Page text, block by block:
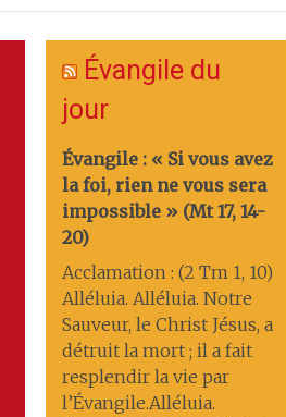
Évangile du
jour
Évangile : « Si vous avez
la foi, rien ne vous sera
impossible » (Mt 17, 14-
20)
Acclamation : (2 Tm 1, 10)
Alléluia. Alléluia. Notre
Sauveur, le Christ Jésus, a
détruit la mort ; il a fait
resplendir la vie par
l’Évangile.Alléluia.